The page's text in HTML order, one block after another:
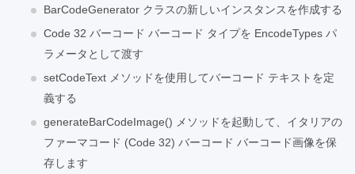
BarCodeGenerator クラスの新しいインスタンスを作成する
Code 32 バーコード バーコード タイプを EncodeTypes パ
ラメータとして渡す
setCodeText メソッドを使用してバーコード テキストを定
義する
generateBarCodeImage() メソッドを起動して、イタリアの
ファーマコード (Code 32) バーコード バーコード画像を保
存します